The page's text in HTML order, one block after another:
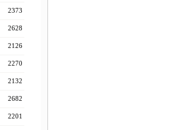
2373
2628
2126
2270
2132
2682
2201